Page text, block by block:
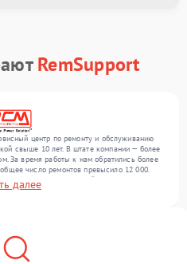
RemSupport
центр по ремонту и обслуживанию
свыше 10 лет. В штате компании — более
За время работы к нам обратились более
число ремонтов превысило 12 000.
более 300 обращений, включая , , . Мы
и предлагаем стабильный уровень
далее